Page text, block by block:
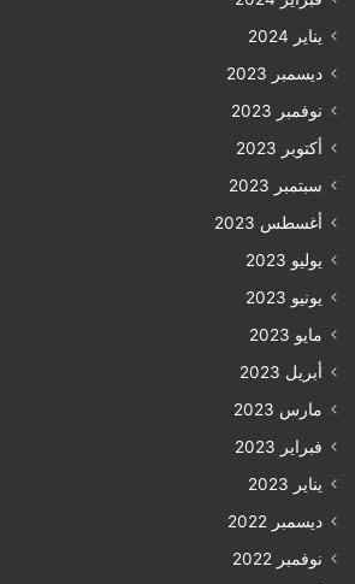
يناير 2024
ديسمبر 2023
نوفمبر 2023
أكتوبر 2023
سبتمبر 2023
أغسطس 2023
يوليو 2023
يونيو 2023
مايو 2023
أبريل 2023
مارس 2023
فبراير 2023
يناير 2023
ديسمبر 2022
نوفمبر 2022